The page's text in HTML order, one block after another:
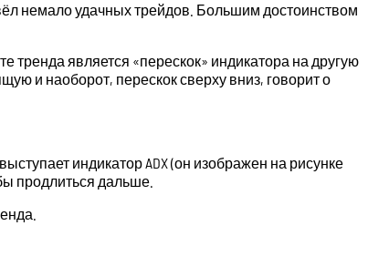
немало удачных трейдов. Большим достоинством
тренда является «перескок» индикатора на другую
и наоборот, перескок сверху вниз, говорит о
индикатор ADX (он изображен на рисунке
продлиться дальше.